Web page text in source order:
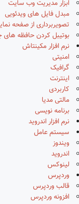
ابزار مدیریت وب سایت
مبدل فایل های ویدئویی
تصویربرداری از صفحه
بوتیبل کردن حافظه های
نرم افزار مکینتاش
امنیتی
گرافیک
اینترنت
کاربردی
مالتی مدیا
برنامه نویسی
نرم افزار اندروید
سیستم عامل
ویندوز
اندروید
لینوکس
وردپرس
قالب وردپرس
افزونه وردپرس